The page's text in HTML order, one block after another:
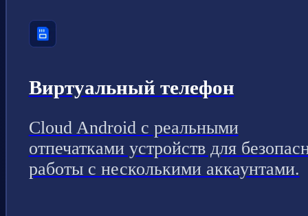
Виртуальный телефон
Cloud Android с реальными
отпечатками устройств для
работы с несколькими аккаунтами.